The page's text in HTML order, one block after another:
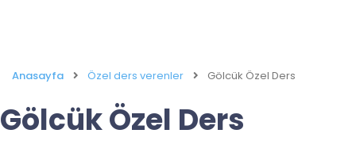
Anasayfa Özel ders verenler Gölcük Özel Ders
Gölcük Özel Ders